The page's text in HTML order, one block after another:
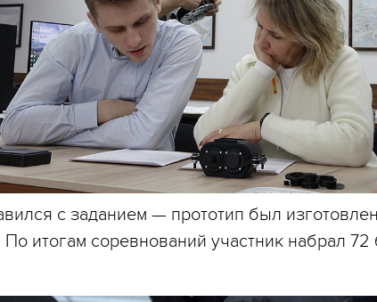
с заданием — прототип был
итогам соревнований участник набрал